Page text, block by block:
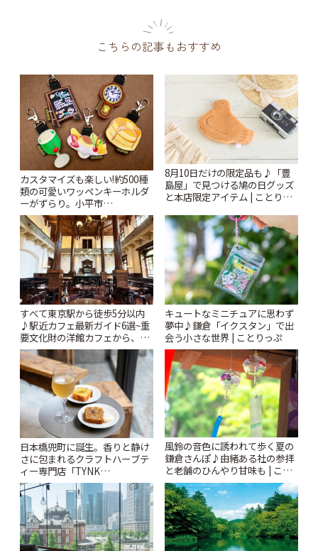
こちらの記事もおすすめ
カスタマイズも楽しい!約500種
類の可愛いワッペンキーホルダ
ーがずらり。小平市
「Kimamaya T&K」 | ことりっ
ぷ
8月10日だけの限定品も♪「豊
島屋」で見つける鳩の日グッズ
と本店限定アイテム | ことりっ
すべて東京駅から徒歩5分以内
♪駅近カフェ最新ガイド6選~重
要文化財の洋館カフェから、改
札すぐのレトロ喫茶まで~ | こと
りっぷ
キュートなミニチュアに思わず
夢中♪鎌倉「イクスタン」で出
会う小さな世界 | ことりっぷ
日本橋兜町に誕生。香りと静け
さに包まれるクラフトハーブテ
ィー専門店「TYNK
Kabutocho」 | ことりっぷ
風鈴の音色に誘われて歩く夏の
鎌倉さんぽ♪由緒ある社の参拝
と老舗のひんやり甘味も | こと
りっぷ